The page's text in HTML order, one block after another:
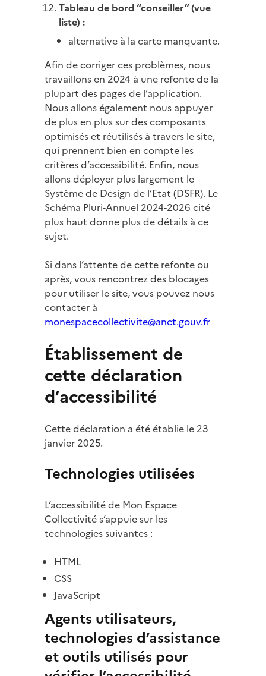
Tableau de bord “conseiller” (vue
liste) :
alternative à la carte manquante.
Afin de corriger ces problèmes, nous
travaillons en 2024 à une refonte de la
plupart des pages de l’application.
Nous allons également nous appuyer
de plus en plus sur des composants
optimisés et réutilisés à travers le site,
qui prennent bien en compte les
critères d’accessibilité. Enfin, nous
allons déployer plus largement le
Système de Design de l’Etat (DSFR). Le
Schéma Pluri-Annuel 2024-2026 cité
plus haut donne plus de détails à ce
sujet.
Si dans l’attente de cette refonte ou
après, vous rencontrez des blocages
pour utiliser le site, vous pouvez nous
contacter à
monespacecollectivite@anct.gouv.fr
Établissement de
cette déclaration
d’accessibilité
Cette déclaration a été établie le 23
janvier 2025.
Technologies utilisées
L’accessibilité de Mon Espace
Collectivité s’appuie sur les
technologies suivantes :
HTML
CSS
JavaScript
Agents utilisateurs,
technologies d’assistance
et outils utilisés pour